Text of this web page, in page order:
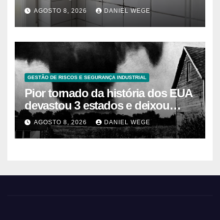
caseros efectivos
AGOSTO 8, 2026 DANIEL WEGE
GESTÃO DE RISCOS E SEGURANÇA INDUSTRIAL
Pior tornado da história dos EUA
devastou 3 estados e deixou
centenas de mortos
AGOSTO 8, 2026 DANIEL WEGE